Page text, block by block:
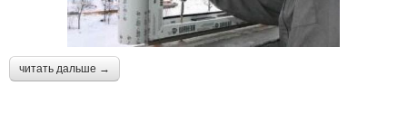
читать дальше →